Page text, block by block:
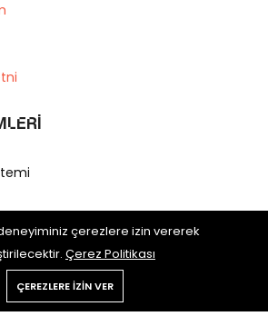
Shop
çerezlere izin vererek
Çerez Politikası
ÇEREZLERE IZIN VER